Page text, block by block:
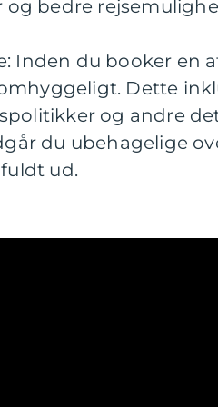
og bedre
Inden du booker en
Dette
og andre
du ubehagelige
ud.